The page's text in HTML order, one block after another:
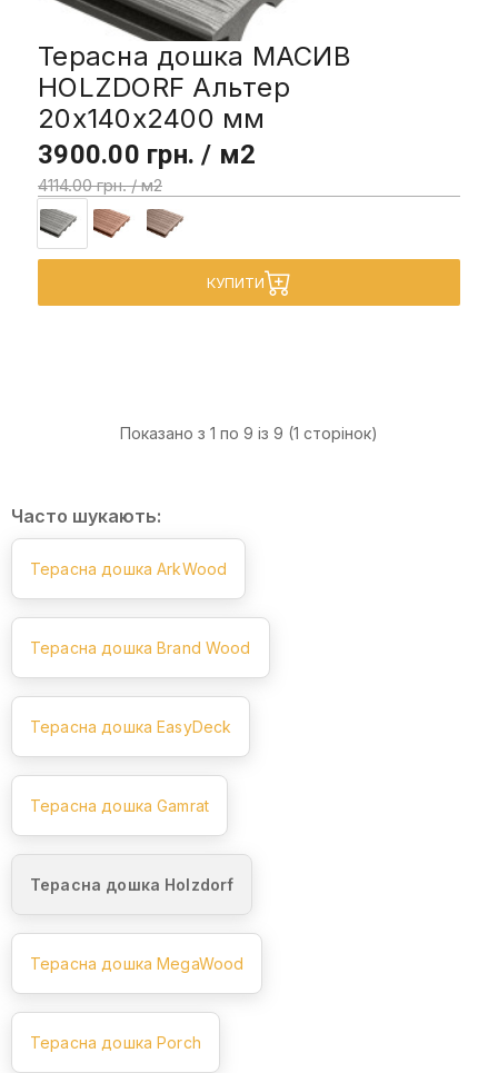
Терасна дошка МАСИВ
HOLZDORF Альтер
20х140х2400 мм
3900.00 грн. / м2
4114.00 грн. / м2
КУПИТИ
Показано з 1 по 9 із 9 (1 сторінок)
Часто шукають:
Терасна дошка ArkWood
Терасна дошка Brand Wood
Терасна дошка EasyDeck
Терасна дошка Gamrat
Терасна дошка Holzdorf
Терасна дошка MegaWood
Терасна дошка Porch